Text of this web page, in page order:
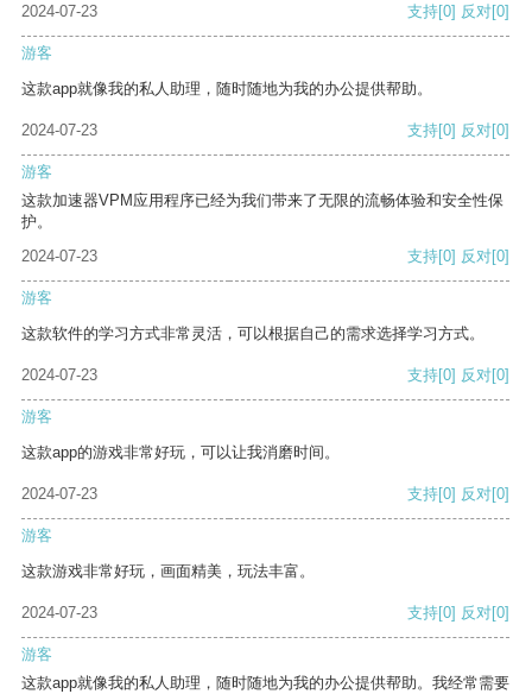
2024-07-23 支持[0] 反对[0]
游客
这款app就像我的私人助理，随时随地为我的办公提供帮助。
2024-07-23 支持[0] 反对[0]
游客
这款加速器VPM应用程序已经为我们带来了无限的流畅体验和安全性保
护。
2024-07-23
支持[0] 反对[0]
游客
这款软件的学习方式非常灵活，可以根据自己的需求选择学习方式。
2024-07-23 支持[0] 反对[0]
游客
这款app的游戏非常好玩，可以让我消磨时间。
2024-07-23 支持[0] 反对[0]
游客
这款游戏非常好玩，画面精美，玩法丰富。
2024-07-23 支持[0] 反对[0]
游客
这款app就像我的私人助理，随时随地为我的办公提供帮助。我经常需要